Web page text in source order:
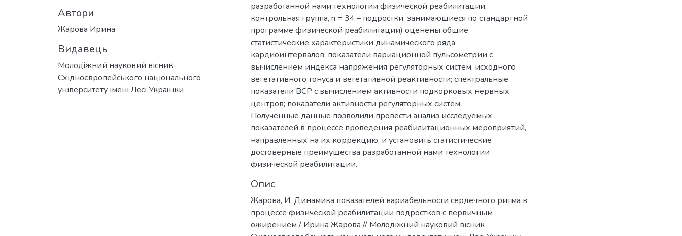
Автори
Жарова Ирина
Видавець
Молодіжний науковий вісник
Східноєвропейського національного
університету імені Лесі Українки
разработанной нами технологии физической реабилитации;
контрольная группа, n = 34 – подростки, занимающиеся по стандартной
программе физической реабилитации) оценены общие
статистические характеристики динамического ряда
кардиоинтервалов; показатели вариационной пульсометрии с
вычислением индекса напряжения регуляторных систем, исходного
вегетативного тонуса и вегетативной реактивности; спектральные
показатели ВСР с вычислением активности подкорковых нервных
центров; показатели активности регуляторных систем.
Полученные данные позволили провести анализ исследуемых
показателей в процессе проведения реабилитационных мероприятий,
направленных на их коррекцию, и установить статистические
достоверные преимущества разработанной нами технологии
физической реабилитации.
Опис
Жарова, И. Динамика показателей вариабельности сердечного ритма в
процессе физической реабилитации подростков с первичным
ожирением / Ирина Жарова // Молодіжний науковий вісник